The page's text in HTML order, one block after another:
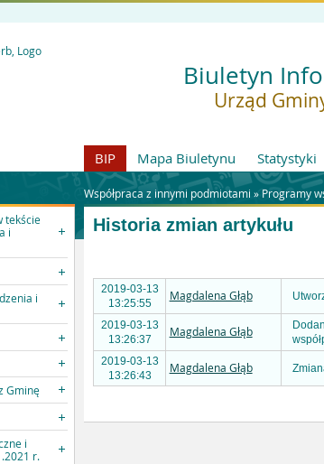
Biuletyn
Urząd
BIP Mapa Biuletynu Statystyki
Współpraca z innymi podmiotami » Programy
tekście
i
i
Gminę
i
r.
Historia zmian artykułu
2019-03-13
13:25:55
Magdalena Głąb
2019-03-13
13:26:37
Magdalena Głąb
2019-03-13
13:26:43
Magdalena Głąb